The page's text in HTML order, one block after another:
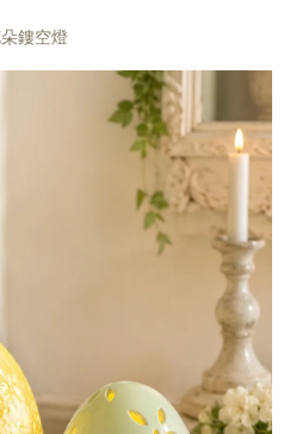
鏤空燈